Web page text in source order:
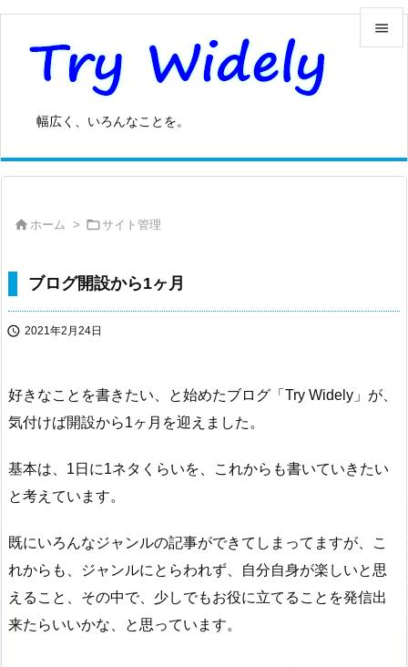
幅広く、いろんなことを。


前へ
 ホーム >  サイト管理
ブログ開設から1ヶ月
 2021年2月24日
好きなことを書きたい、と始めたブログ「Try Widely」が、
気付けば開設から1ヶ月を迎えました。
基本は、1日に1ネタくらいを、これからも書いていきたい
と考えています。
既にいろんなジャンルの記事ができてしまってますが、こ
れからも、ジャンルにとらわれず、自分自身が楽しいと思
えること、その中で、少しでもお役に立てることを発信出
来たらいいかな、と思っています。